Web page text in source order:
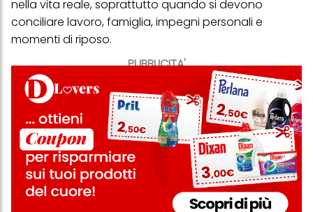
PUBBLICITA'
nella vita reale, soprattutto quando si devono
conciliare lavoro, famiglia, impegni personali e
momenti di riposo.